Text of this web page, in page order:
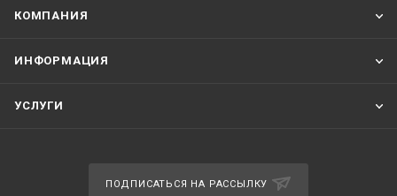
КОМПАНИЯ
ИНФОРМАЦИЯ
УСЛУГИ
ПОДПИСАТЬСЯ НА РАССЫЛКУ